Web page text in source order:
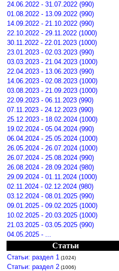
24.06.2022 - 31.07.2022 (990)
01.08.2022 - 13.09.2022 (990)
14.09.2022 - 21.10.2022 (990)
22.10.2022 - 29.11.2022 (1000)
30.11.2022 - 22.01.2023 (1000)
23.01.2023 - 02.03.2023 (990)
03.03.2023 - 21.04.2023 (1000)
22.04.2023 - 13.06.2023 (990)
14.06.2023 - 02.08.2023 (1000)
03.08.2023 - 21.09.2023 (1000)
22.09.2023 - 06.11.2023 (990)
07.11.2023 - 24.12.2023 (990)
25.12.2023 - 18.02.2024 (1000)
19.02.2024 - 05.04.2024 (990)
06.04.2024 - 25.05.2024 (1000)
26.05.2024 - 26.07.2024 (1000)
26.07.2024 - 25.08.2024 (990)
26.08.2024 - 28.09.2024 (980)
29.09.2024 - 01.11.2024 (1000)
02.11.2024 - 02.12.2024 (980)
03.12.2024 - 08.01.2025 (990)
09.01.2025 - 09.02.2025 (1000)
10.02.2025 - 20.03.2025 (1000)
21.03.2025 - 03.05.2025 (990)
04.05.2025 - ...
Статьи
Статьи: раздел 1 (1024)
Статьи: раздел 2 (1006)